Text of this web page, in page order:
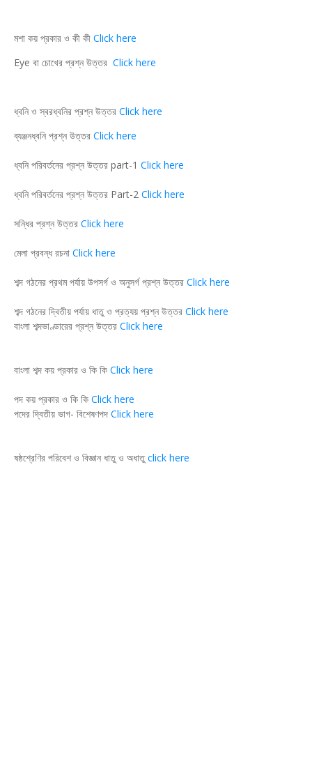
মশা কয় প্রকার ও কী কী Click here
Eye বা চোখের প্রশ্ন উত্তর Click here
ধ্বনি ও স্বরধ্বনির প্রশ্ন উত্তর Click here
ব্যঞ্জনধ্বনি প্রশ্ন উত্তর Click here
ধ্বনি পরিবর্তনের প্রশ্ন উত্তর part-1 Click here
ধ্বনি পরিবর্তনের প্রশ্ন উত্তর Part-2 Click here
সন্ধির প্রশ্ন উত্তর Click here
মেলা প্রবন্ধ রচনা Click here
শব্দ গঠনের প্রথম পর্যায় উপসর্গ ও অনুসর্গ প্রশ্ন উত্তর Click here
শব্দ গঠনের দ্বিতীয় পর্যায় ধাতু ও প্রত্যয় প্রশ্ন উত্তর Click here
বাংলা শব্দভাণ্ডারের প্রশ্ন উত্তর Click here
বাংলা শব্দ কয় প্রকার ও কি কি Click here
পদ কয় প্রকার ও কি কি Click here
পদের দ্বিতীয় ভাগ- বিশেষণপদ Click here
ষষ্ঠশ্রেণির পরিবেশ ও বিজ্ঞান ধাতু ও অধাতুclick here